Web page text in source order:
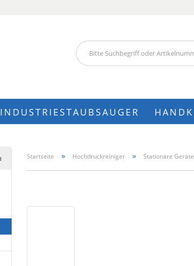
INDUSTRIESTAUBSAUGER
Startseite » Hochdruckreiniger » Stationäre Geräte